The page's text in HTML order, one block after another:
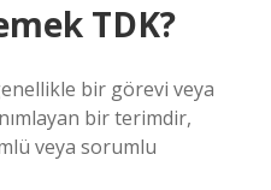
TDK?
bir görevi veya
bir terimdir,
veya sorumlu